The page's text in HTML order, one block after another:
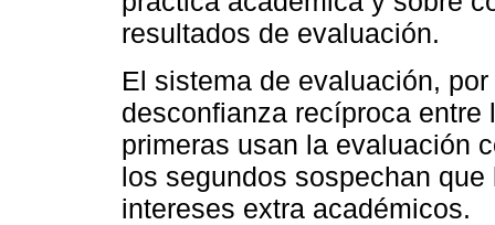
resultados de evaluación.
El sistema de evaluación,
desconfianza recíproca
primeras usan la evaluación
los segundos sospechan
intereses extra académicos.